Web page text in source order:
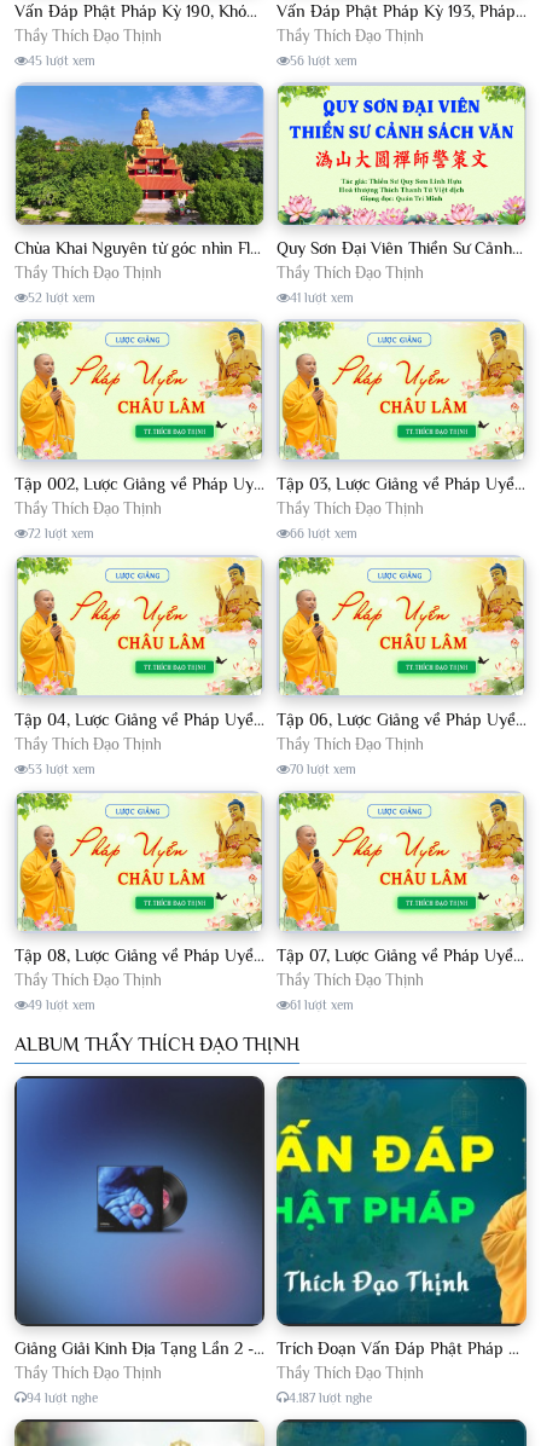
Vấn Đáp Phật Pháp Kỳ 190, Khóa Tu Sinh Viên Con Kể Bụt Nghe Tháng 05, 2023 TT. Thích Đạo Thịnh - CKN
Thầy Thích Đạo Thịnh
45 lượt xem
Vấn Đáp Phật Pháp Kỳ 193, Pháp Hội TPTTHN Tháng 04/2023 TT. Thích Đạo Thịnh - CKN
Thầy Thích Đạo Thịnh
56 lượt xem
Chùa Khai Nguyên từ góc nhìn Flycam
Thầy Thích Đạo Thịnh
52 lượt xem
Quy Sơn Đại Viên Thiền Sư Cảnh Sách Văn - HT Thích Thanh Từ Việt dịch
Thầy Thích Đạo Thịnh
41 lượt xem
Tập 002, Lược Giảng về Pháp Uyển Châu Lâm, Chủ giảng TT. Thích Đạo Thịnh
Thầy Thích Đạo Thịnh
72 lượt xem
Tập 03, Lược Giảng về Pháp Uyển Châu Lâm, Chủ giảng TT Thích Đạo Thịnh
Thầy Thích Đạo Thịnh
66 lượt xem
Tập 04, Lược Giảng về Pháp Uyển Châu Lâm, Chủ giảng TT. Thích Đạo Thịnh
Thầy Thích Đạo Thịnh
53 lượt xem
Tập 06, Lược Giảng về Pháp Uyển Châu Lâm, Chủ giảng TT. Thích Đạo Thịnh
Thầy Thích Đạo Thịnh
70 lượt xem
Tập 08, Lược Giảng về Pháp Uyển Châu Lâm, Chủ giảng TT. Thích Đạo Thịnh.
Thầy Thích Đạo Thịnh
49 lượt xem
Tập 07, Lược Giảng về Pháp Uyển Châu Lâm, Chủ giảng TT Thích Đạo Thịnh
Thầy Thích Đạo Thịnh
61 lượt xem
ALBUM THẦY THÍCH ĐẠO THỊNH
Giảng Giải Kinh Địa Tạng Lần 2 - Thầy Thích Đạo Thịnh - Diệu Pháp Khai Tâm
Thầy Thích Đạo Thịnh
94 lượt nghe
Trích Đoạn Vấn Đáp Phật Pháp 2022
Thầy Thích Đạo Thịnh
4.187 lượt nghe